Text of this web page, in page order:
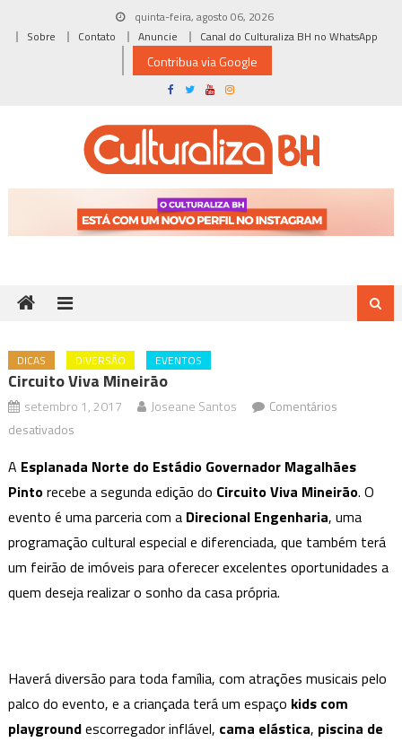
quinta-feira, agosto 06, 2026
Sobre
Contato Anuncie Canal do Culturaliza BH no WhatsApp
Contribua via Google
DICAS DIVERSÃO EVENTOS
Circuito Viva Mineirão
setembro 1, 2017 Joseane Santos
Comentários
desativadosem
Viva
Mineirão
A Esplanada Norte do Estádio Governador Magalhães
Pintorecebe a segunda edição do Circuito Viva Mineirão. O
evento é uma parceria com a Direcional Engenharia, uma
programação cultural especial e diferenciada, que também terá
um feirão de imóveis para oferecer excelentes oportunidades a
quem deseja realizar o sonho da casa própria.
Haverá diversão para toda família, com atrações musicais pelo
palco do evento, e a criançada terá um espaço kids com
playgroundescorregador inflável, cama elástica, piscina de